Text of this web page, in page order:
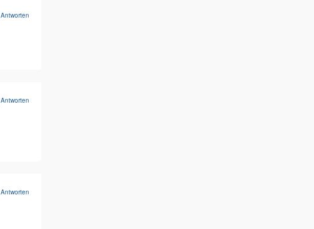
Antworten
Antworten
Antworten